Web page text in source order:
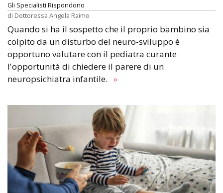
Gli Specialisti Rispondono
di Dottoressa Angela Raimo
Quando si ha il sospetto che il proprio bambino sia
colpito da un disturbo del neuro-sviluppo è
opportuno valutare con il pediatra curante
l'opportunità di chiedere il parere di un
neuropsichiatra infantile. »